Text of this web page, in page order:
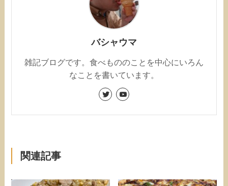
バシャウマ
雑記ブログです。食べもののことを中心にいろん
なことを書いています。
関連記事